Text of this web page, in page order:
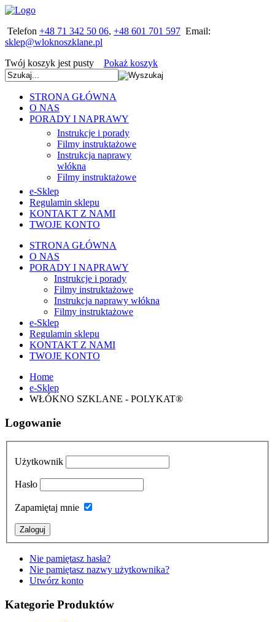
Telefon +48 71 342 50 06, +48 601 701 597 Email:
Twój koszyk jest pusty Pokaż koszyk
STRONA GŁÓWNA
O NAS
PORADY I NAPRAWY
Instrukcje i porady
Filmy instruktażowe
Instrukcja naprawy
włókna
Filmy instruktażowe
e-Sklep
Regulamin sklepu
KONTAKT Z NAMI
TWOJE KONTO
STRONA GŁÓWNA
O NAS
PORADY I NAPRAWY
Instrukcje i porady
Filmy instruktażowe
Instrukcja naprawy włókna
Filmy instruktażowe
e-Sklep
Regulamin sklepu
KONTAKT Z NAMI
TWOJE KONTO
Home
e-Sklep
WŁÓKNO SZKLANE - POLYKAT®
Logowanie
Użytkownik
Hasło
Zapamiętaj mnie
Nie pamiętasz hasła?
Nie pamiętasz nazwy użytkownika?
Utwórz konto
Kategorie Produktów